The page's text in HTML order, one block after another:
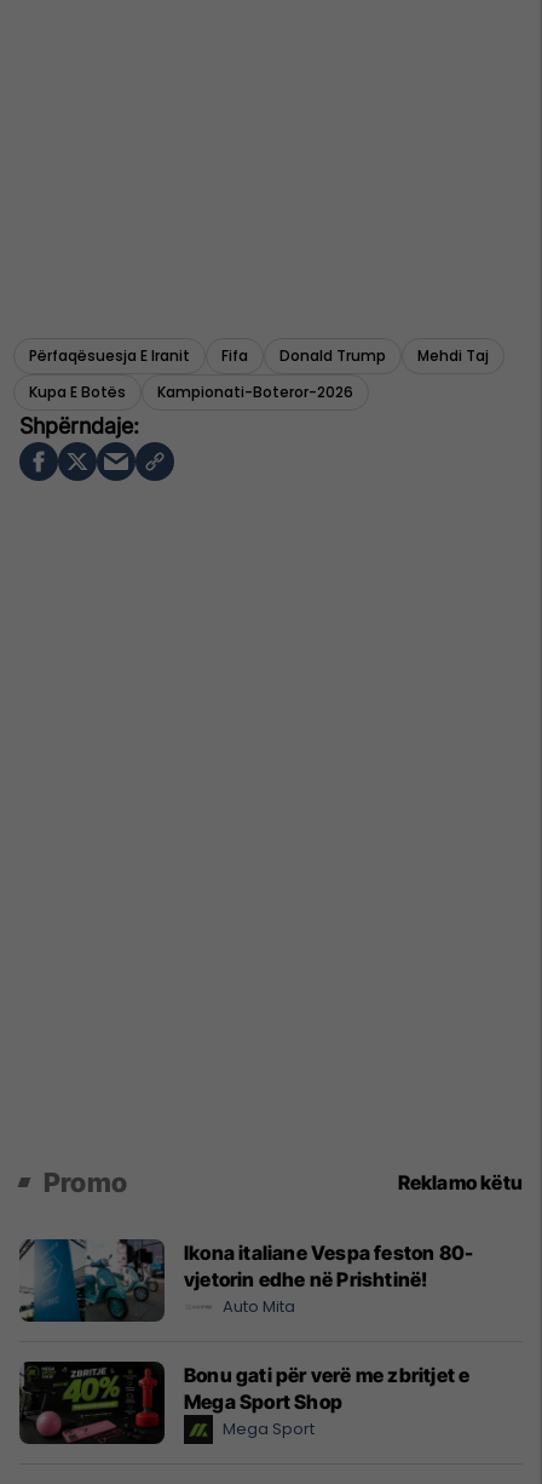
Përfaqësuesja E Iranit Fifa Donald Trump
Mehdi Taj
Kupa E Botës
Kampionati-Boteror-2026
Promo Reklamo këtu
Ikona italiane Vespa feston 80-
vjetorin edhe në Prishtinë!
Auto Mita
Bonu gati për verë me zbritjet e
Mega Sport Shop
Mega Sport